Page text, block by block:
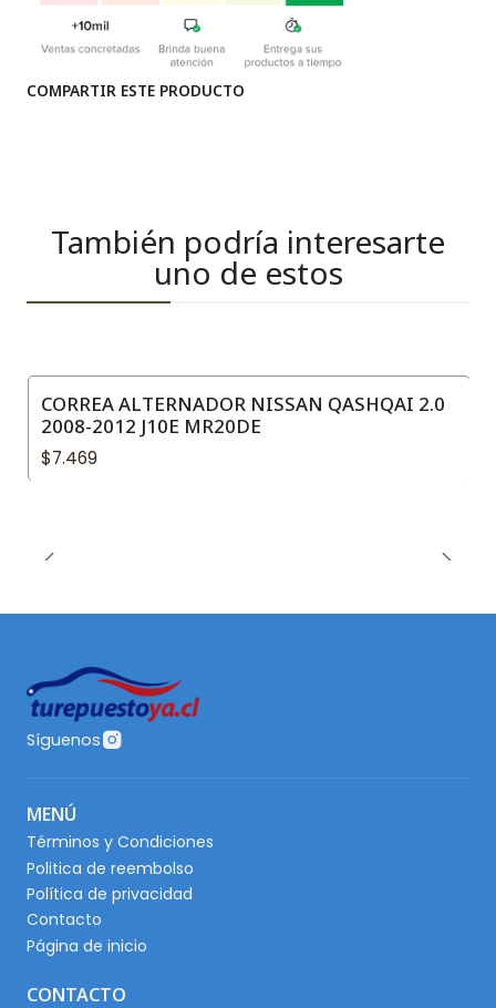
COMPARTIR ESTE PRODUCTO
También podría interesarte
uno de estos
CORREA ALTERNADOR NISSAN QASHQAI 2.0
2008-2012 J10E MR20DE
$7.469
Síguenos
MENÚ
Términos y Condiciones
Politica de reembolso
Política de privacidad
Contacto
Página de inicio
CONTACTO